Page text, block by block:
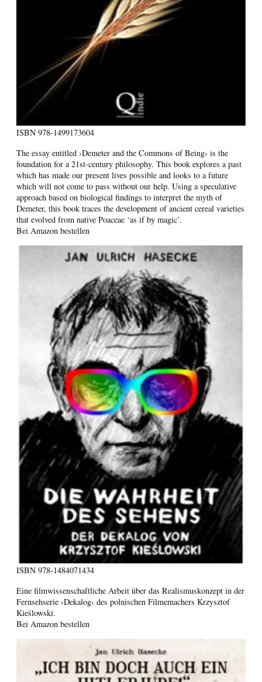
ISBN 978-1499173604
The essay entitled ›Demeter and the Commons of Being‹ is the
foundation for a 21st-century philosophy. This book explores a past
which has made our present lives possible and looks to a future
which will not come to pass without our help. Using a speculative
approach based on biological findings to interpret the myth of
Demeter, this book traces the development of ancient cereal varieties
that evolved from native Poaceae ‘as if by magic’.
Bei Amazon bestellen
ISBN 978-1484071434
Eine filmwissenschaftliche Arbeit über das Realismuskonzept in der
Fernsehserie ›Dekalog‹ des polnischen Filmemachers Krzysztof
Kieślowski.
Bei Amazon bestellen